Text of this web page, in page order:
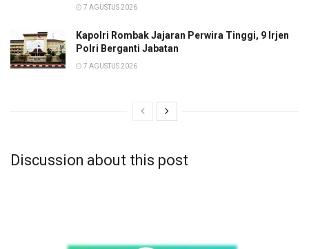
7 AGUSTUS 2026
Kapolri Rombak Jajaran Perwira Tinggi, 9 Irjen
Polri Berganti Jabatan
7 AGUSTUS 2026
Discussion about this post